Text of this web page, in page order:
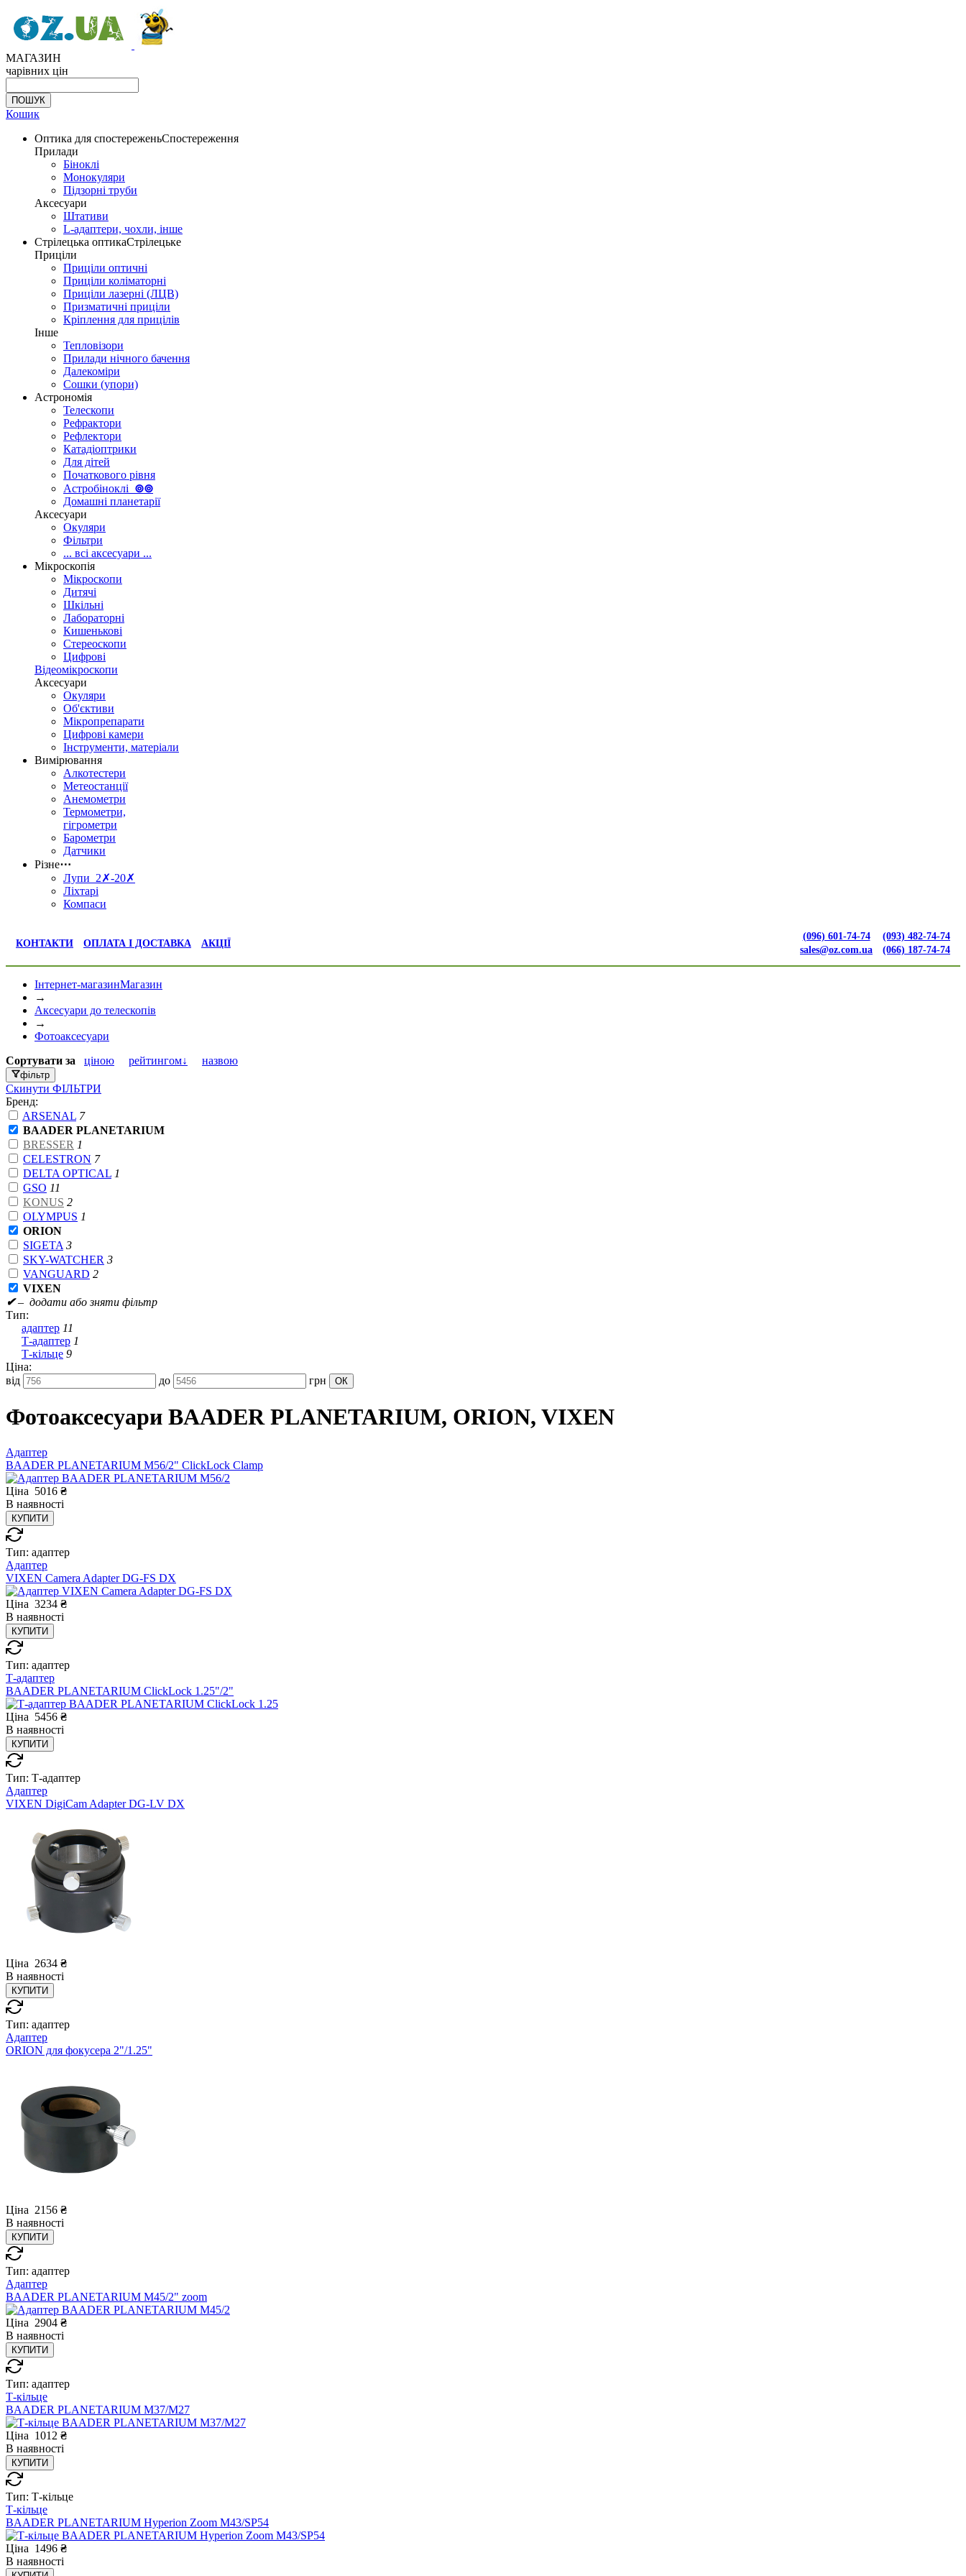
МАГАЗИН
чарівних цін
Кошик
Оптика для спостереженьСпостереження
Прилади
Біноклі
Монокуляри
Підзорні труби
Аксесуари
Штативи
L-адаптери, чохли, інше
Стрілецька оптикаСтрілецьке
Приціли
Приціли оптичні
Приціли коліматорні
Приціли лазерні (ЛЦВ)
Призматичні приціли
Кріплення для прицілів
Інше
Тепловізори
Прилади нічного бачення
Далекоміри
Сошки (упори)
Астрономія
Телескопи
Рефрактори
Рефлектори
Катадіоптрики
Для дітей
Початкового рівня
Астробіноклі ⊚⊚
Домашні планетарії
Аксесуари
Окуляри
Фільтри
... всі аксесуари ...
Мікроскопія
Мікроскопи
Дитячі
Шкільні
Лабораторні
Кишенькові
Стереоскопи
Цифрові
Відеомікроскопи
Аксесуари
Окуляри
Об'єктиви
Мікропрепарати
Цифрові камери
Інструменти, матеріали
Вимірювання
Алкотестери
Метеостанції
Анемометри
Термометри,
гігрометри
Барометри
Датчики
Різне⋯
Лупи 2✗-20✗
Ліхтарі
Компаси
КОНТАКТИ ОПЛАТА І ДОСТАВКА АКЦІЇ
(096) 601-74-74
sales@oz.com.ua
(093) 482-74-74
(066) 187-74-74
Інтернет-магазинМагазин
→
Аксесуари до телескопів
→
Фотоаксесуари
Сортувати за ціною рейтингом↓ назвою
фільтр
Скинути ФІЛЬТРИ
Бренд:
ARSENAL 7
BAADER PLANETARIUM
BRESSER 1
CELESTRON 7
DELTA OPTICAL 1
GSO 11
KONUS 2
OLYMPUS 1
ORION
SIGETA 3
SKY-WATCHER 3
VANGUARD 2
VIXEN
✔– додати або зняти фільтр
Тип:
адаптер 11
Т-адаптер 1
Т-кільце 9
Ціна:
від
до грн
Фотоаксесуари BAADER PLANETARIUM, ORION, VIXEN
Адаптер
BAADER PLANETARIUM М56/2" ClickLock Clamp
Ціна 5016 ₴
В наявності
КУПИТИ
Тип: адаптер
Адаптер
VIXEN Camera Adapter DG-FS DX
Ціна 3234 ₴
В наявності
КУПИТИ
Тип: адаптер
Т-адаптер
BAADER PLANETARIUM ClickLock 1.25"/2"
Ціна 5456 ₴
В наявності
КУПИТИ
Тип: Т-адаптер
Адаптер
VIXEN DigiCam Adapter DG-LV DX
Ціна 2634 ₴
В наявності
КУПИТИ
Тип: адаптер
Адаптер
ORION для фокусера 2"/1.25"
Ціна 2156 ₴
В наявності
КУПИТИ
Тип: адаптер
Адаптер
BAADER PLANETARIUM M45/2" zoom
Ціна 2904 ₴
В наявності
КУПИТИ
Тип: адаптер
Т-кільце
BAADER PLANETARIUM М37/М27
Ціна 1012 ₴
В наявності
КУПИТИ
Тип: Т-кільце
Т-кільце
BAADER PLANETARIUM Hyperion Zoom M43/SP54
Ціна 1496 ₴
В наявності